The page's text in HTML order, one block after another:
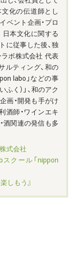
文化の伝道師とし
ベント企画・プロ
日本文化に関する
に従事した後、独
ボ株式会社 代表
ルティング、和の
labo」などの事
く）」、和のアク
画・開発も手がけ
酒師・ワインエキ
酒関連の発信も多
式会社
クール「nippon
しもう』